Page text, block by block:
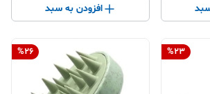
افزودن به سبد
%23
%26